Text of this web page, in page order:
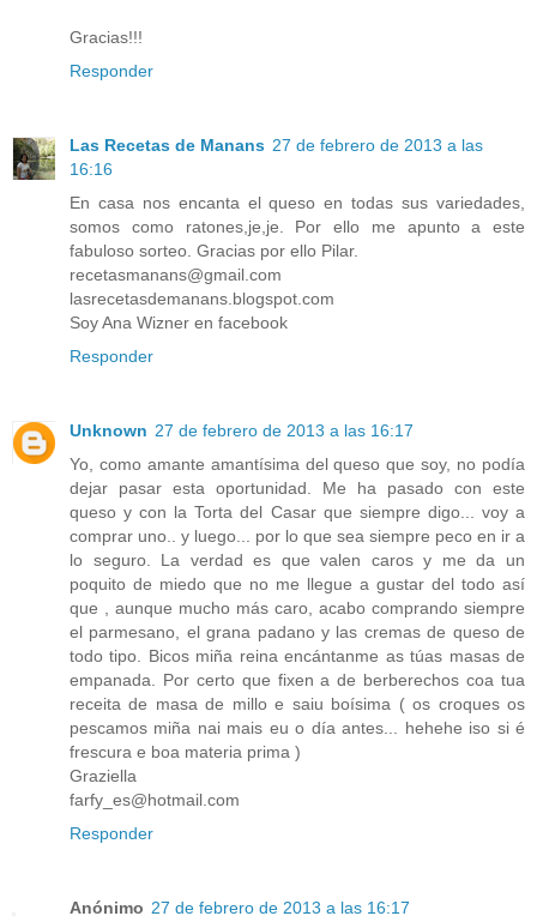
Gracias!!!
Responder
Las Recetas de Manans 27 de febrero de 2013 a las
16:16
En casa nos encanta el queso en todas sus variedades,
somos como ratones,je,je. Por ello me apunto a este
fabuloso sorteo. Gracias por ello Pilar.
recetasmanans@gmail.com
lasrecetasdemanans.blogspot.com
Soy Ana Wizner en facebook
Responder
Unknown 27 de febrero de 2013 a las 16:17
Yo, como amante amantísima del queso que soy, no podía
dejar pasar esta oportunidad. Me ha pasado con este
queso y con la Torta del Casar que siempre digo... voy a
comprar uno.. y luego... por lo que sea siempre peco en ir a
lo seguro. La verdad es que valen caros y me da un
poquito de miedo que no me llegue a gustar del todo así
que , aunque mucho más caro, acabo comprando siempre
el parmesano, el grana padano y las cremas de queso de
todo tipo. Bicos miña reina encántanme as túas masas de
empanada. Por certo que fixen a de berberechos coa tua
receita de masa de millo e saiu boísima ( os croques os
pescamos miña nai mais eu o día antes... hehehe iso si é
frescura e boa materia prima )
Graziella
farfy_es@hotmail.com
Responder
Anónimo 27 de febrero de 2013 a las 16:17